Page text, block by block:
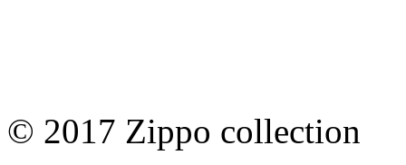
© 2017 Zippo collection